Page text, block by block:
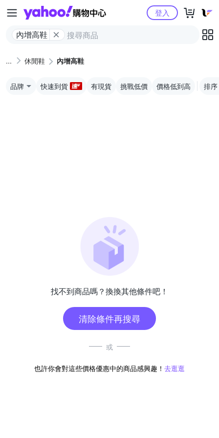
Yahoo購物中心
內增高鞋
登入
休閒鞋 內增高鞋
品牌 快速到貨 有現貨 挑戰低價 價格低到高 排序
找不到商品嗎？換換其他條件吧！
清除條件再搜尋
或
也許你會對這些價格優惠中的商品感興趣！ 去逛逛